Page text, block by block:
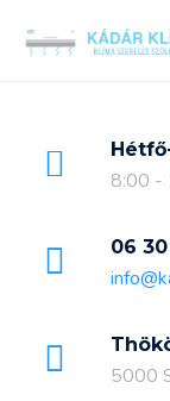
8:00 -
06
5000